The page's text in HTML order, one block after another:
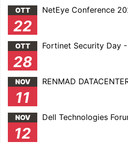
OTT
22
NetEye Conference
OTT
28
Fortinet Security Day
NOV
11
RENMAD
NOV
12
Dell Technologies